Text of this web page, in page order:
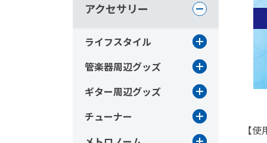
【
アクセサリー
ライフスタイル
管楽器周辺グッズ
ギター周辺グッズ
チューナー